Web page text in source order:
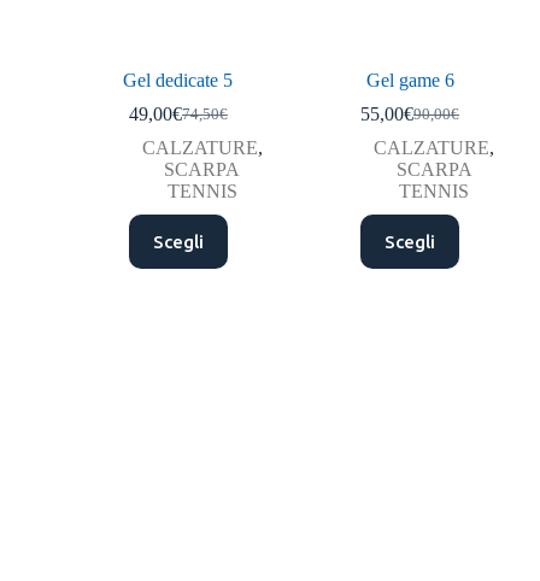
Gel dedicate 5
74,50€
49,00€
CALZATURE,
SCARPA
TENNIS
Scegli
Gel game 6
90,00€
55,00€
CALZATURE,
SCARPA
TENNIS
Scegli